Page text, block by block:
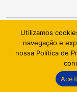
© 2026 SESC
AI.BRAZIL
Utilizamos
navegação e
nossa Política de